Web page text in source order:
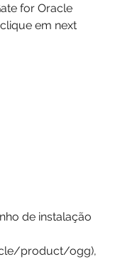
for Oracle
em next
de instalação
product/ogg),